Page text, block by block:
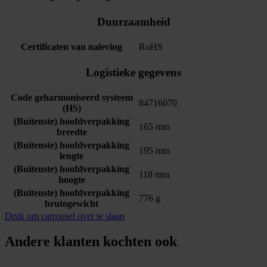
Duurzaamheid
Certificaten van naleving RoHS
Logistieke gegevens
Code geharmoniseerd systeem
(HS)
84716070
(Buitenste) hoofdverpakking
breedte
165 mm
(Buitenste) hoofdverpakking
lengte
195 mm
(Buitenste) hoofdverpakking
hoogte
118 mm
(Buitenste) hoofdverpakking
brutogewicht
776 g
Druk om carrousel over te slaan
Andere klanten kochten ook